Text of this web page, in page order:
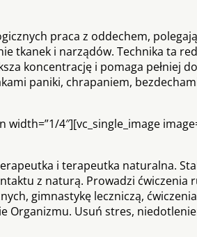
praca z oddechem,
tkanek i narządów. Technika ta
koncentrację i pomaga pełniej
paniki, chrapaniem,
4″][vc_single_image
i terapeutka naturalna.
z naturą. Prowadzi ćwiczenia
gimnastykę leczniczą,
Organizmu. Usuń stres,